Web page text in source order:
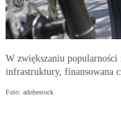
W zwiększaniu
infrastruktury, finansowana
Foto: adobestock